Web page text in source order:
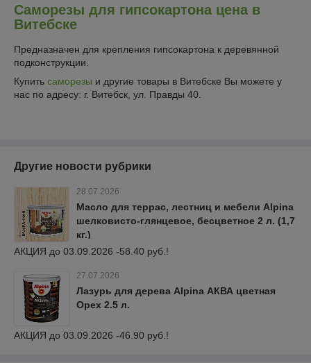
Саморезы для гипсокартона цена в
Витебске
Предназначен для крепления гипсокартона к деревянной
подконструкции.
Купить саморезы и другие товары в Витебске Вы можете у
нас по адресу: г. Витебск, ул. Правды 40.
Другие новости рубрики
28.07.2026
Масло для террас, лестниц и мебели Alpina
шелковисто-глянцевое, бесцветное 2 л. (1,7
кг.)
АКЦИЯ до 03.09.2026 -58.40 руб.!
27.07.2026
Лазурь для дерева Alpina АКВА цветная
Орех 2.5 л.
АКЦИЯ до 03.09.2026 -46.90 руб.!